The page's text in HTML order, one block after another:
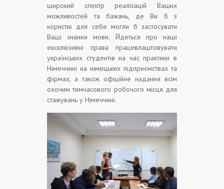
широкий спектр реалізацій Ваших
можливостей та бажань, де Ви б з
користю для себе могли б застосувати
Ваші знання мови. Йдеться про наші
ексклюзивні права працевлаштовувати
українських студентів на час практики в
Німеччині на німецьких підприємствах та
фірмах, а також офіційне надання всім
охочим тимчасового робочого місця для
стажувань у Німеччині.